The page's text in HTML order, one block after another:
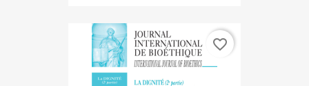
favorite_border